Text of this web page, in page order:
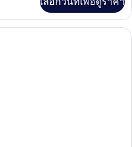
ห้องสวีท, 1 ห้องนอน, ระเบียง | เครื่อ